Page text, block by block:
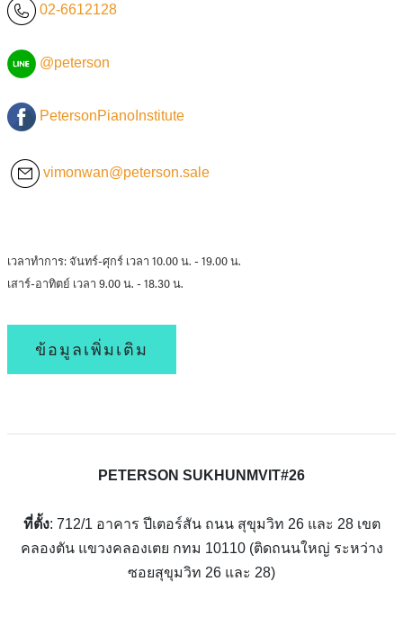
02-6612128
@peterson
PetersonPianoInstitute
vimonwan@peterson.sale
เวลาทำการ: จันทร์-ศุกร์ เวลา 10.00 น. - 19.00 น.
เสาร์-อาทิตย์ เวลา 9.00 น. - 18.30 น.
ข้อมูลเพิ่มเติม
PETERSON SUKHUNMVIT#26
ที่ตั้ง: 712/1 อาคาร ปีเตอร์สัน ถนน สุขุมวิท 26 และ 28 เขต
คลองตัน แขวงคลองเตย กทม 10110 (ติดถนนใหญ่ ระหว่าง
ซอยสุขุมวิท 26 และ 28)